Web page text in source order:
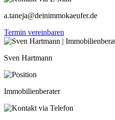
a.taneja@deinimmokaeufer.de
Termin vereinbaren
Sven Hartmann
Immobilienberater